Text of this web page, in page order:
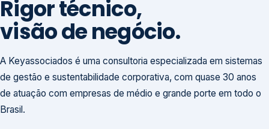
Rigor técnico,
visão de negócio.
A Keyassociados é uma consultoria especializada em sistemas
de gestão e sustentabilidade corporativa, com quase 30 anos
de atuação com empresas de médio e grande porte em todo o
Brasil.